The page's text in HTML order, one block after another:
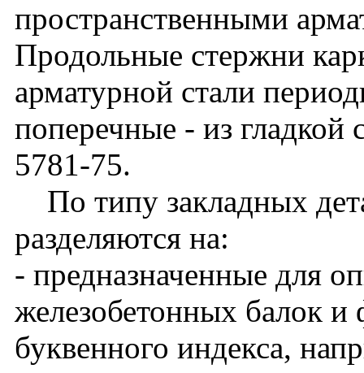
пространственными
Продольные стержни
арматурной стали
поперечные - из
5781-75.
По типу закладных
разделяются на:
- предназначенные для
железобетонных балок
буквенного индекса,